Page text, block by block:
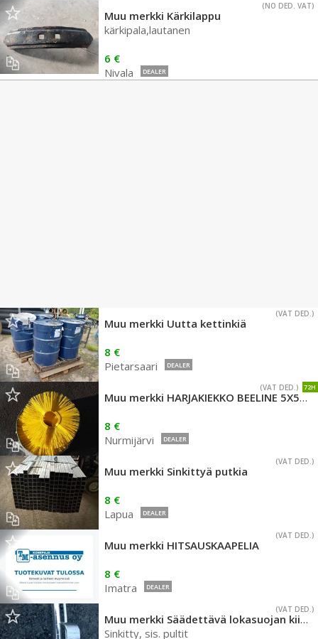
(NO DED. VAT)
Muu merkki Kärkilappu
kärkipala,lautanen
6 €
Nivala
DEALER
(VAT DED.)
Muu merkki Uutta kettinkiä
8 €
Pietarsaari
DEALER
72H
(VAT DED.)
Muu merkki HARJAKIEKKO BEELINE 5X500MM
8 €
Nurmijärvi
DEALER
(VAT DED.)
Muu merkki Sinkittyä putkia
8 €
Lapua
DEALER
(VAT DED.)
Muu merkki HITSAUSKAAPELIA
8 €
Imatra
DEALER
(VAT DED.)
Muu merkki Säädettävä lokasuojan kiinnike
Sinkitty, sis. pultit